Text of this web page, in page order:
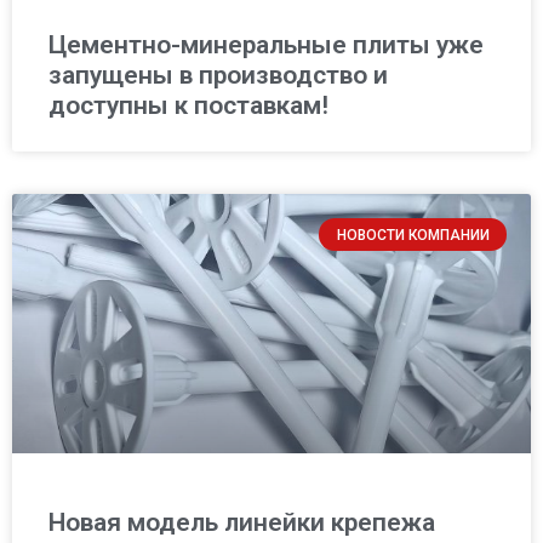
Цементно-минеральные плиты уже
запущены в производство и
доступны к поставкам!
НОВОСТИ КОМПАНИИ
Новая модель линейки крепежа